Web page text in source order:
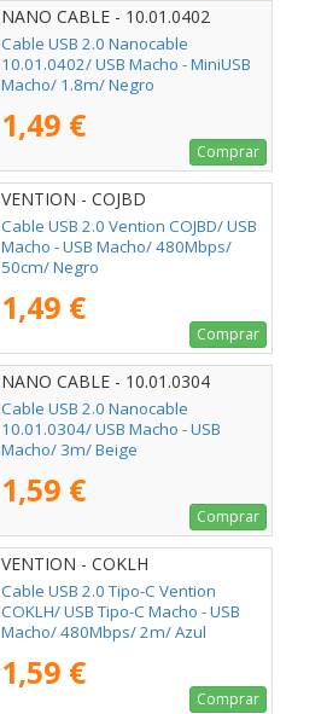
NANO CABLE - 10.01.0402
Cable USB 2.0 Nanocable
10.01.0402/ USB Macho - MiniUSB
Macho/ 1.8m/ Negro
1,49 €
Comprar
VENTION - COJBD
Cable USB 2.0 Vention COJBD/ USB
Macho - USB Macho/ 480Mbps/
50cm/ Negro
1,49 €
Comprar
NANO CABLE - 10.01.0304
Cable USB 2.0 Nanocable
10.01.0304/ USB Macho - USB
Macho/ 3m/ Beige
1,59 €
Comprar
VENTION - COKLH
Cable USB 2.0 Tipo-C Vention
COKLH/ USB Tipo-C Macho - USB
Macho/ 480Mbps/ 2m/ Azul
1,59 €
Comprar